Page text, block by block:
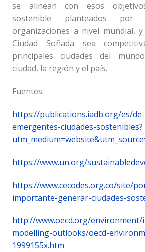
se alinean con esos
sostenible planteados por
organizaciones a nivel mundial,
Ciudad Soñada sea
principales ciudades del
ciudad, la región y el país.
Fuentes:
https://publications.iadb.org/es/
emergentes-ciudades-sostenibles?
https://www.un.org/
https://www.cecodes.org.co/site/
importante-generar-ciudades-
http://www.oecd.org/environment/
modelling-outlooks/oecd-
1999155x.htm